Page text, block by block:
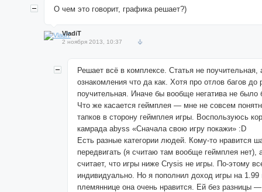
О чем это говорит, графика решает?)
VladiT
2 ноября 2013, 10:37
Решает всё в комплексе. Статья не поучительная,
ознакомления что да как. Хотя про отлов багов
поучительная. Иначе бы вообще негатива не было
Что же касается геймплея — мне не совсем
тапков в сторону геймплея игры. Воспользуюсь
камрада abyss «Сначала свою игру покажи» :D
Есть разные категории людей. Кому-то нравится
передвигать (я считаю там вообще геймплея нет),
считает, что игры ниже Crysis не игры. По-этому
индивидуально. Но я пополнил доход игры на 1.99
племяннице она очень нравится. Ей без разницы